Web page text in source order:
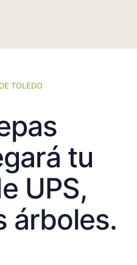
TOLEDO
tu
UPS,
árboles.